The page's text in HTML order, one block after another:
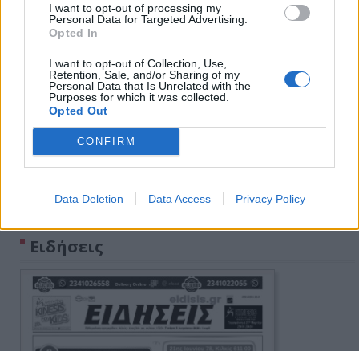
I want to opt-out of processing my
Personal Data for Targeted Advertising.
Opted In
I want to opt-out of Collection, Use,
Retention, Sale, and/or Sharing of my
Personal Data that Is Unrelated with the
Purposes for which it was collected.
Opted Out
CONFIRM
Data Deletion Data Access Privacy Policy
Πρωινή 5-8-2026
Ειδήσεις